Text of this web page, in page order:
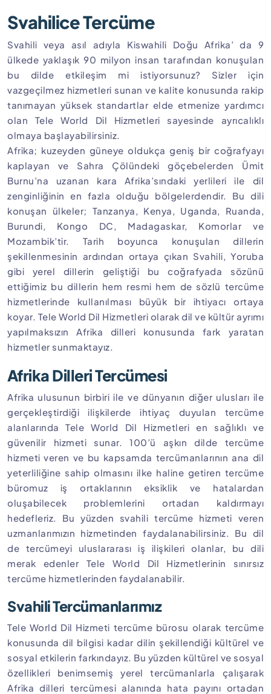
Svahilice Tercüme
Svahili veya asıl adıyla Kiswahili Doğu Afrika’ da 9
ülkede yaklaşık 90 milyon insan tarafından konuşulan
bu dilde etkileşim mi istiyorsunuz? Sizler için
vazgeçilmez hizmetleri sunan ve kalite konusunda rakip
tanımayan yüksek standartlar elde etmenize yardımcı
olan Tele World Dil Hizmetleri sayesinde ayrıcalıklı
olmaya başlayabilirsiniz.
Afrika; kuzeyden güneye oldukça geniş bir coğrafyayı
kaplayan ve Sahra Çölündeki göçebelerden Ümit
Burnu’na uzanan kara Afrika’sındaki yerlileri ile dil
zenginliğinin en fazla olduğu bölgelerdendir. Bu dili
konuşan ülkeler; Tanzanya, Kenya, Uganda, Ruanda,
Burundi, Kongo DC, Madagaskar, Komorlar ve
Mozambik’tir. Tarih boyunca konuşulan dillerin
şekillenmesinin ardından ortaya çıkan Svahili, Yoruba
gibi yerel dillerin geliştiği bu coğrafyada sözünü
ettiğimiz bu dillerin hem resmi hem de sözlü tercüme
hizmetlerinde kullanılması büyük bir ihtiyacı ortaya
koyar. Tele World Dil Hizmetleri olarak dil ve kültür ayrımı
yapılmaksızın Afrika dilleri konusunda fark yaratan
hizmetler sunmaktayız.
Afrika Dilleri Tercümesi
Afrika ulusunun birbiri ile ve dünyanın diğer ulusları ile
gerçekleştirdiği ilişkilerde ihtiyaç duyulan tercüme
alanlarında Tele World Dil Hizmetleri en sağlıklı ve
güvenilir hizmeti sunar. 100’ü aşkın dilde tercüme
hizmeti veren ve bu kapsamda tercümanlarının ana dil
yeterliliğine sahip olmasını ilke haline getiren tercüme
büromuz iş ortaklarının eksiklik ve hatalardan
oluşabilecek problemlerini ortadan kaldırmayı
hedefleriz. Bu yüzden svahili tercüme hizmeti veren
uzmanlarımızın hizmetinden faydalanabilirsiniz. Bu dil
de tercümeyi uluslararası iş ilişkileri olanlar, bu dili
merak edenler Tele World Dil Hizmetlerinin sınırsız
tercüme hizmetlerinden faydalanabilir.
Svahili Tercümanlarımız
Tele World Dil Hizmeti tercüme bürosu olarak tercüme
konusunda dil bilgisi kadar dilin şekillendiği kültürel ve
sosyal etkilerin farkındayız. Bu yüzden kültürel ve sosyal
özellikleri benimsemiş yerel tercümanlarla çalışarak
Afrika dilleri tercümesi alanında hata payını ortadan